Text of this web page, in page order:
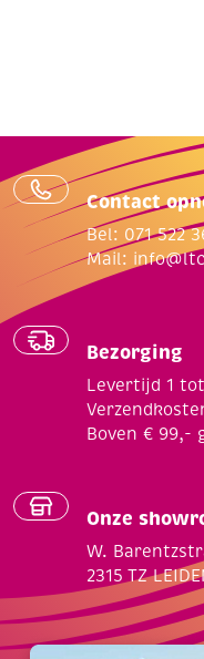
Contact
Bel: 071 522
Mail:
Bezorging
Levertijd 1
Boven € 99,-
Onze
W.
2315 TZ